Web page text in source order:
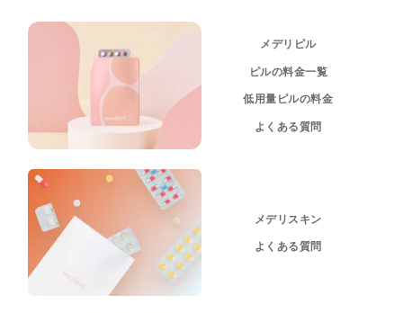
メデリピル
ピルの料金一覧
低用量ピルの料金
よくある質問
メデリスキン
よくある質問